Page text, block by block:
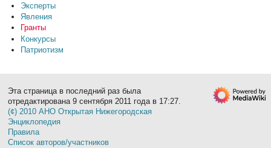
Эксперты
Явления
Гранты
Конкурсы
Патриотизм
Эта страница в последний раз была
отредактирована 9 сентября 2011 года в 17:27.
(¢) 2010 АНО Открытая Нижегородская
Энциклопедия
Правила
Список авторов/участников